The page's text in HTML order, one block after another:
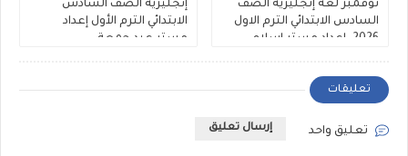
نوفمبر لغة إنجليزية الصف
السادس الابتدائي الترم الاول
2026. اعداد مستر اسلام
إنجليزية الصف السادس
الابتدائي الترم الأول إعداد
مستر عيد جمعة
تعليقات
تعليق واحد إرسال تعليق